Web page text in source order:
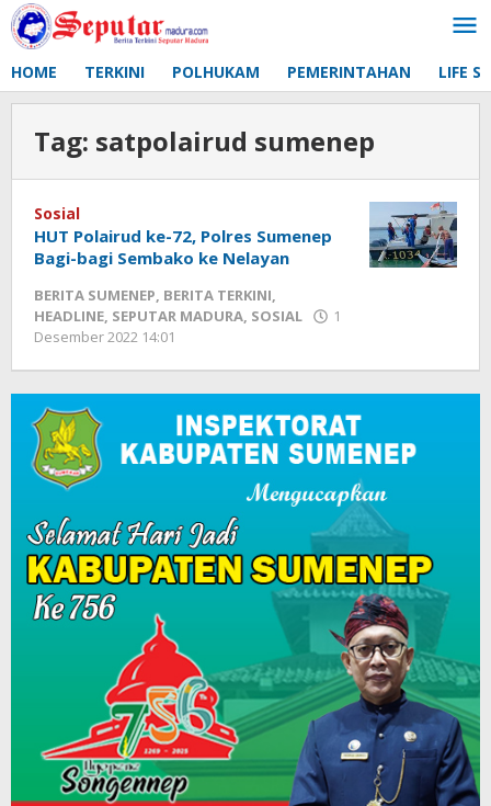
Lewati
ke
HOME TERKINI POLHUKAM PEMERINTAHAN LIFE
Tag: satpolairud sumenep
Sosial
HUT Polairud ke-72, Polres Sumenep
Bagi-bagi Sembako ke Nelayan
BERITA SUMENEP, BERITA TERKINI,
HEADLINE, SEPUTAR MADURA, SOSIAL
1
Desember 2022 14:01